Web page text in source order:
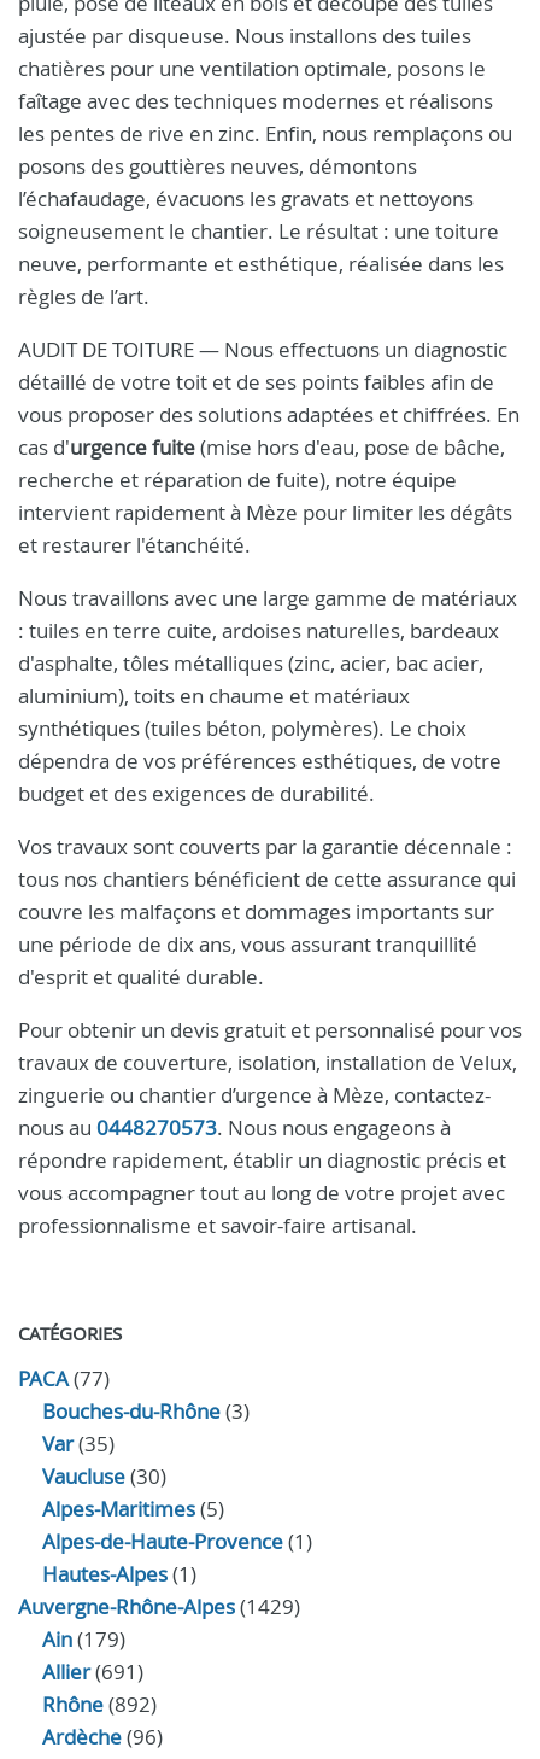
ajustée par disqueuse. Nous installons des tuiles
chatières pour une ventilation optimale, posons le
faîtage avec des techniques modernes et réalisons
les pentes de rive en zinc. Enfin, nous remplaçons ou
posons des gouttières neuves, démontons
l’échafaudage, évacuons les gravats et nettoyons
soigneusement le chantier. Le résultat : une toiture
neuve, performante et esthétique, réalisée dans les
règles de l’art.
AUDIT DE TOITURE — Nous effectuons un diagnostic
détaillé de votre toit et de ses points faibles afin de
vous proposer des solutions adaptées et chiffrées. En
cas d'urgence fuite(mise hors d'eau, pose de bâche,
recherche et réparation de fuite), notre équipe
intervient rapidement à Mèze pour limiter les dégâts
et restaurer l'étanchéité.
Nous travaillons avec une large gamme de matériaux
: tuiles en terre cuite, ardoises naturelles, bardeaux
d'asphalte, tôles métalliques (zinc, acier, bac acier,
aluminium), toits en chaume et matériaux
synthétiques (tuiles béton, polymères). Le choix
dépendra de vos préférences esthétiques, de votre
budget et des exigences de durabilité.
Vos travaux sont couverts par la garantie décennale :
tous nos chantiers bénéficient de cette assurance qui
couvre les malfaçons et dommages importants sur
une période de dix ans, vous assurant tranquillité
d'esprit et qualité durable.
Pour obtenir un devis gratuit et personnalisé pour vos
travaux de couverture, isolation, installation de Velux,
zinguerie ou chantier d’urgence à Mèze, contactez-
nous au 0448270573. Nous nous engageons à
répondre rapidement, établir un diagnostic précis et
vous accompagner tout au long de votre projet avec
professionnalisme et savoir-faire artisanal.
CATÉGORIES
PACA(77)
Bouches-du-Rhône(3)
Var(35)
Vaucluse(30)
Alpes-Maritimes(5)
Alpes-de-Haute-Provence(1)
Hautes-Alpes(1)
Auvergne-Rhône-Alpes(1429)
Ain(179)
Allier(691)
Rhône(892)
Ardèche(96)